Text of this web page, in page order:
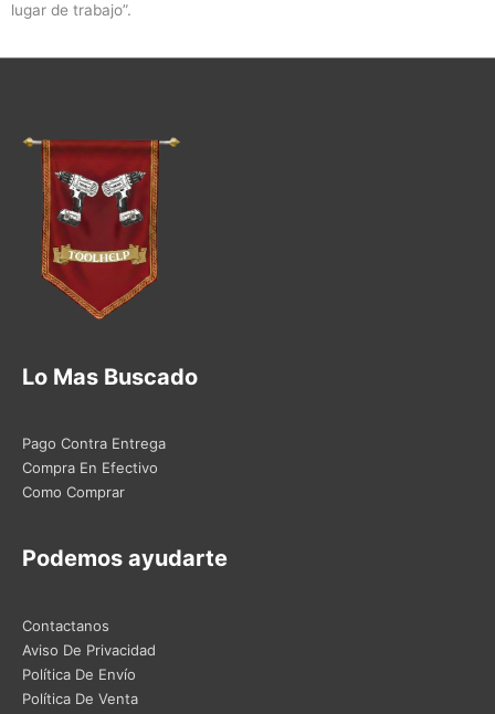
lugar de trabajo”.
Lo Mas Buscado
Pago Contra Entrega
Compra En Efectivo
Como Comprar
Podemos ayudarte
Contactanos
Aviso De Privacidad
Política De Envío
Política De Venta